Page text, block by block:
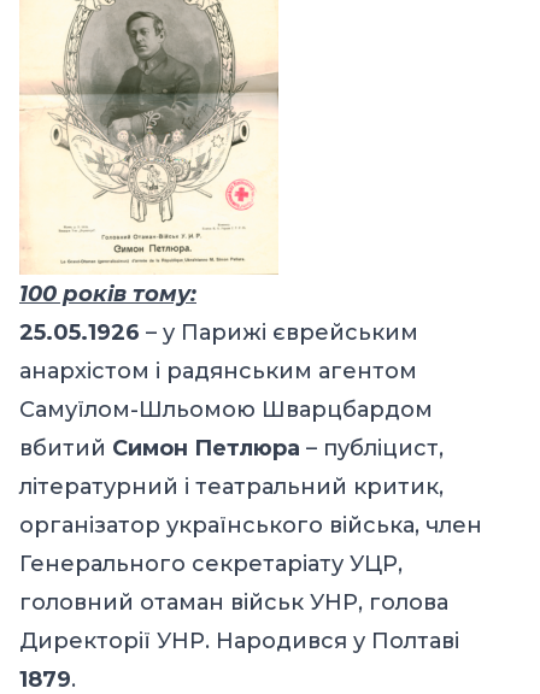
100 років тому:
25.05.1926 – у Парижі єврейським
анархістом і радянським агентом
Самуїлом-Шльомою Шварцбардом
вбитий Симон Петлюра – публіцист,
літературний і театральний критик,
організатор українського війська, член
Генерального секретаріату УЦР,
головний отаман військ УНР, голова
Директорії УНР. Народився у Полтаві
1879.